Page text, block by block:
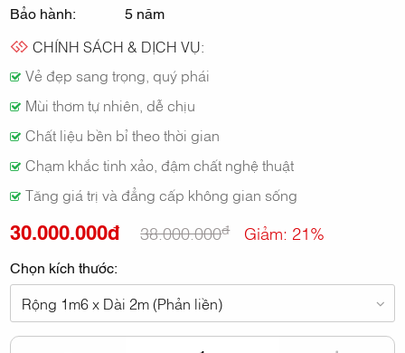
Bảo hành:
5 năm
CHÍNH SÁCH & DỊCH VỤ:
Vẻ đẹp sang trọng, quý phái
Mùi thơm tự nhiên, dễ chịu
Chất liệu bền bỉ theo thời gian
Chạm khắc tinh xảo, đậm chất nghệ thuật
Tăng giá trị và đẳng cấp không gian sống
30.000.000đ 38.000.000đ Giảm: 21%
Chọn kích thước:
Rộng 1m6 x Dài 2m (Phản liền)